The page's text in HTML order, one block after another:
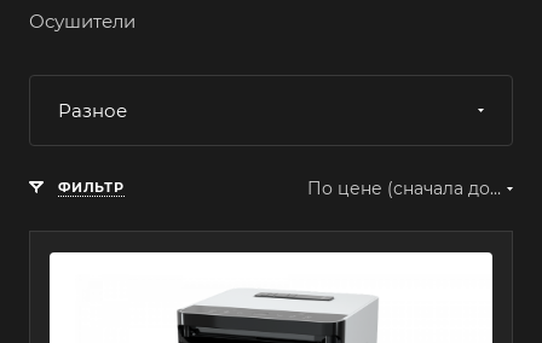
Осушители
Разное
ФИЛЬТР По цене (сначала дорогие)